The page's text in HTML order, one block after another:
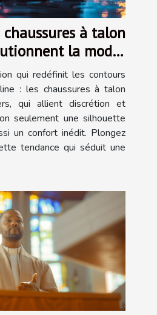
chaussures à talon
la mode
qui redéfinit les contours
: les chaussures à talon
qui allient discrétion et
seulement une silhouette
un confort inédit. Plongez
tendance qui séduit une